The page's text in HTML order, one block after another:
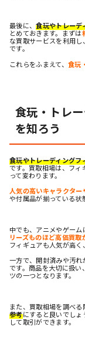
最後に、食玩やトレーデ
とめておきます。まずは
な買取サービスを利用
です。
これらをふまえて、食玩
食玩・トレ
を知ろう
食玩やトレーディングフ
です。買取相場は、フ
って変わります。
人気の高いキャラクタ
や付属品が揃っている状
中でも、アニメやゲー
リーズものほど高価買取
フィギュアも人気が高く
一方で、開封済みや汚
です。商品を大切に扱
ツの一つとなります。
また、買取相場を調べる
参考にすると良いでし
して取引ができます。